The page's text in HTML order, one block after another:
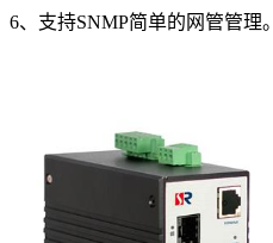
6、支持SNMP简单的网管管理。